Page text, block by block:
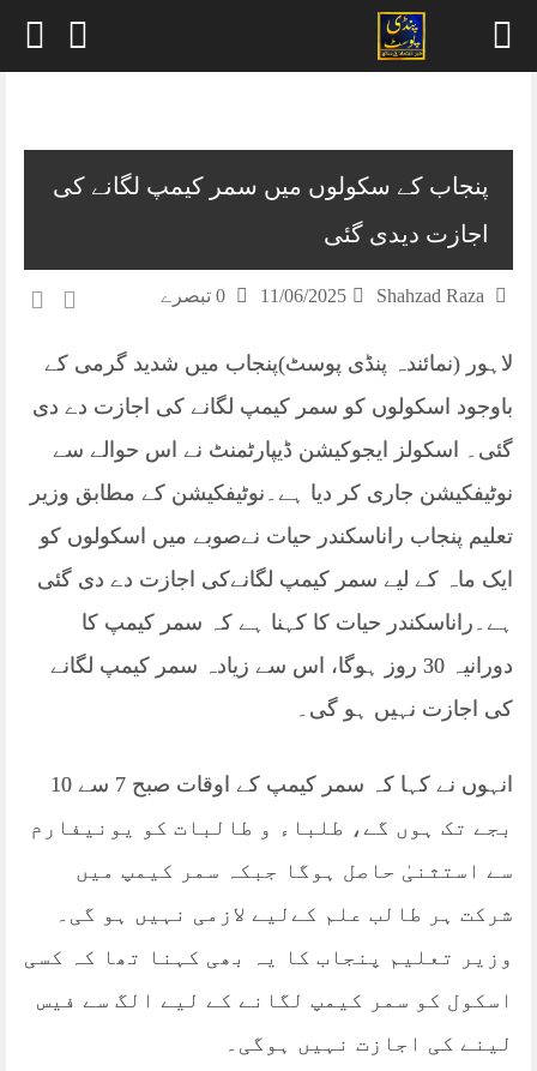
پنجاب کے سکولوں میں سمر کیمپ لگانے کی
اجازت دیدی گئی
Shahzad Raza
11/06/2025
لاہور (نمائندہ پنڈی پوسٹ)پنجاب میں شدید گرمی کے
باوجود اسکولوں کو سمر کیمپ لگانے کی اجازت دے دی
گئی۔ اسکولز ایجوکیشن ڈیپارٹمنٹ نے اس حوالے سے
نوٹیفکیشن جاری کر دیا ہے۔نوٹیفکیشن کے مطابق وزیر
تعلیم پنجاب راناسکندر حیات نےصوبے میں اسکولوں کو
ایک ماہ کے لیے سمر کیمپ لگانےکی اجازت دے دی گئی
ہے۔راناسکندر حیات کا کہنا ہے کہ سمر کیمپ کا
دورانیہ 30 روز ہوگا، اس سے زیادہ سمر کیمپ لگانے
کی اجازت نہیں ہو گی۔
انہوں نے کہا کہ سمر کیمپ کے اوقات صبح 7 سے 10
بجے تک ہوں گے، طلباء و طالبات کو یونیفارم
سے استثنیٰ حاصل ہوگا جبکہ سمر کیمپ میں
شرکت ہر طالب علم کےلیے لازمی نہیں ہو گی۔
وزیر تعلیم پنجاب کا یہ بھی کہنا تھا کہ کسی
اسکول کو سمر کیمپ لگانے کے لیے الگ سے فیس
لینے کی اجازت نہیں ہوگی۔